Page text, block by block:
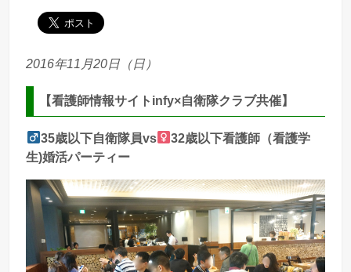
2016年11月20日（日）
【看護師情報サイトinfy×自衛隊クラブ共催】
35歳以下自衛隊員vs
32歳以下看護師（看護学
生)婚活パーティー